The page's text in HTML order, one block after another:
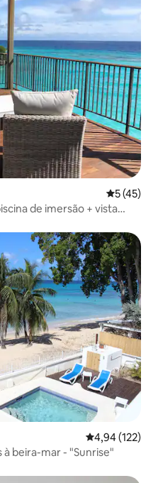
5 de uma
5 (45)
de imersão + vista
4,94 de uma
4,94 (122)
beira-mar - "Sunrise"